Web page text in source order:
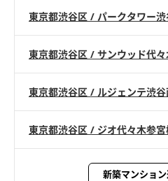
東京都渋谷区 / パークタワー
東京都渋谷区 / サンウッド代々
東京都渋谷区 / ルジェンテ渋
東京都渋谷区 / ジオ代々木参宮
新築マンショ